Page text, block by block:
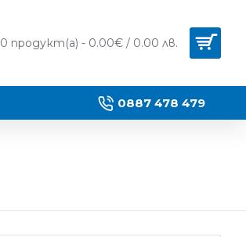
0 продукт(а) - 0.00€ / 0.00 лв.
0887 478 479